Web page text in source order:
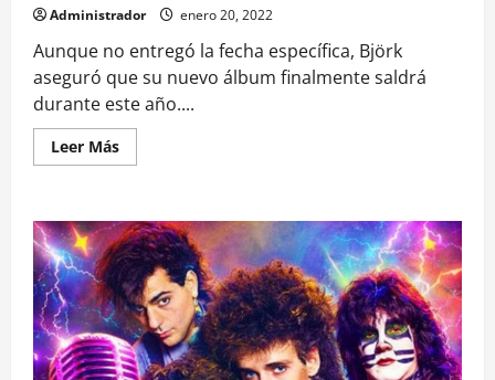
Administrador enero 20, 2022
Aunque no entregó la fecha específica, Björk
aseguró que su nuevo álbum finalmente saldrá
durante este año....
Leer MásLeer
más
confirma
que
su
nuevo
álbum
se
estrena
este
2022